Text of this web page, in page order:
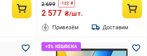
2 699 -122 ₴
2 577 ₴/шт.
Привезём Доставим